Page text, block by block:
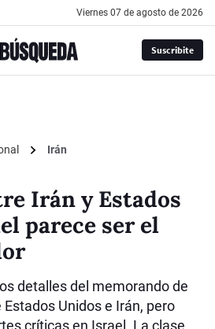
viernes 07 de agosto de 2026
Suscribite
Irán
Irán y Estados
parece ser el
detalles del memorando de
Unidos e Irán, pero
críticas en Israel. La clase